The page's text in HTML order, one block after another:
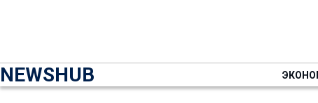
NEWSHUB